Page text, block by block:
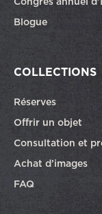
Blogue
COLLECTIONS
Réserves
Offrir un objet
Consultation et
Achat d’images
FAQ